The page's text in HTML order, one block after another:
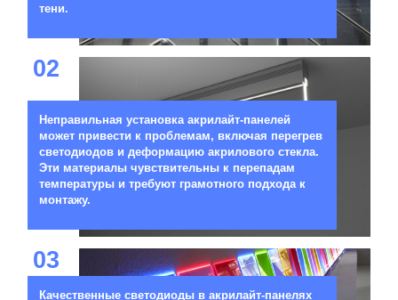
тени.
02
Неправильная установка акрилайт-панелей
может привести к проблемам, включая перегрев
светодиодов и деформацию акрилового стекла.
Эти материалы чувствительны к перепадам
температуры и требуют грамотного подхода к
монтажу.
03
Качественные светодиоды в акрилайт-панелях